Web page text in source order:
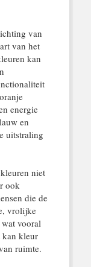
van
van het
kan
energie
en
uitstraling
niet
ook
die de
vrolijke
vooral
kan kleur
ruimte.